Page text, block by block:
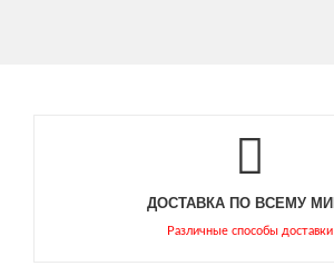
ДОСТАВКА ПО ВСЕМУ
Различные способы доставки